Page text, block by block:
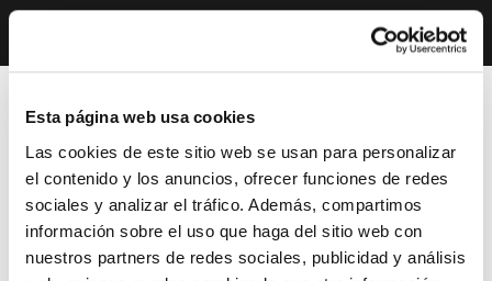
Esta página web usa cookies
Las cookies de este sitio web se usan para personalizar
el contenido y los anuncios, ofrecer funciones de redes
sociales y analizar el tráfico. Además, compartimos
información sobre el uso que haga del sitio web con
nuestros partners de redes sociales, publicidad y análisis